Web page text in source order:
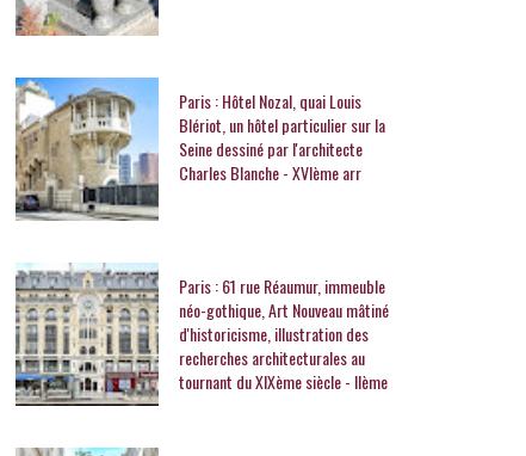
Paris : Hôtel Nozal, quai Louis
Blériot, un hôtel particulier sur la
Seine dessiné par l'architecte
Charles Blanche - XVIème arr
Paris : 61 rue Réaumur, immeuble
néo-gothique, Art Nouveau mâtiné
d'historicisme, illustration des
recherches architecturales au
tournant du XIXème siècle - IIème